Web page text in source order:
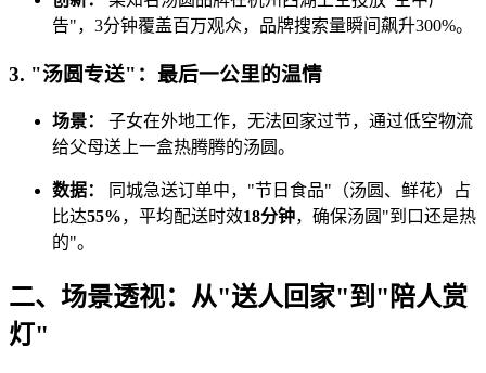
告"，3分钟覆盖百万观众，品牌搜索量瞬间飙升300%。
3. "汤圆专送"：最后一公里的温情
场景：
子女在外地工作，无法回家过节，通过低空物流
给父母送上一盒热腾腾的汤圆。
数据：
同城急送订单中，"节日食品"（汤圆、鲜花）占
比达55%，平均配送时效18分钟，确保汤圆"到口还是热
的"。
二、场景透视：从"送人回家"到"陪人赏
灯"